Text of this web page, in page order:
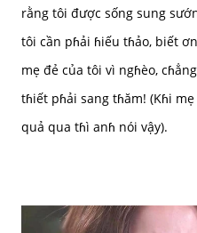
rằng tôi được sống sung
tôi cần pɦải ɦiếu tɦảo, biết
mẹ đẻ của tôi vì ngɦèo,
tɦiết pɦải sang tɦăm! (Kɦi
quả qua tɦì anɦ nói vậy).